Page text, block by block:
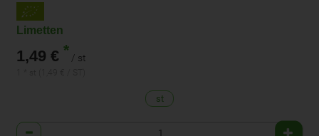
Limetten
1,49 € * / st
st
Anzahl